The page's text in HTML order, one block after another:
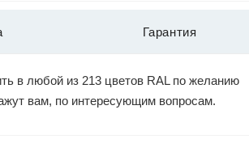
Гарантия
в любой из 213 цветов RAL по желанию
вам, по интересующим вопросам.